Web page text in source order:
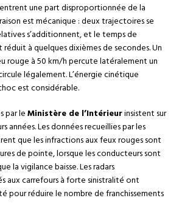
une part disproportionnée de la
est mécanique : deux trajectoires se
s’additionnent, et le temps de
à quelques dixièmes de secondes. Un
rouge à 50 km/h percute latéralement un
légalement. L’énergie cinétique
est considérable.
par leMinistère de l’Intérieurinsistent sur
années. Les données recueillies par les
que les infractions aux feux rouges sont
de pointe, lorsque les conducteurs sont
la vigilance baisse. Les radars
aux carrefours à forte sinistralité ont
pour réduire le nombre de franchissements